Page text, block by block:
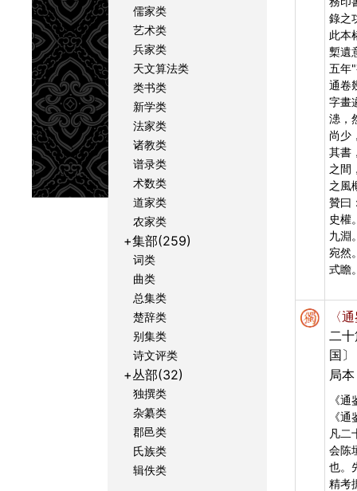
儒家类
艺术类
兵家类
天文算法类
类书类
新学类
法家类
诸教类
谱录类
术数类
道家类
农家类
+集部(259)
词类
曲类
总集类
楚辞类
别集类
诗文评类
+丛部(32)
独撰类
杂纂类
郡邑类
氏族类
辑佚类
錄之
此本
槧遺
五年
通卷
字畫
漶，
尚少
其書
之間
之風
贊曰
史權
九淵
宛然
式瞻
〈
二
国〕
局本
《
《
凡二
会陈
也。
精考